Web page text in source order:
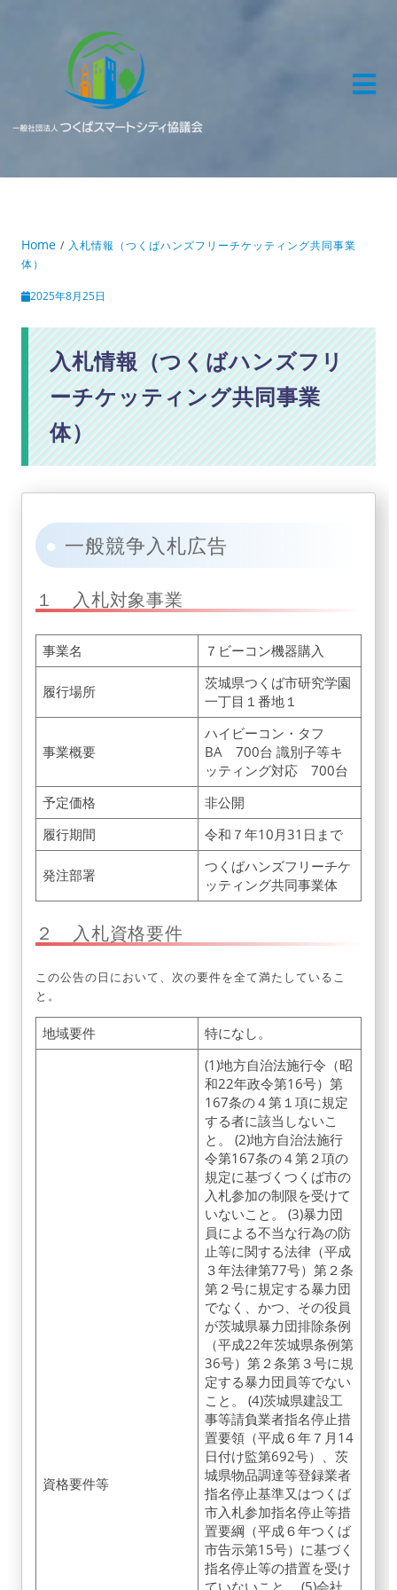
Home
入札情報（つくばハンズフリーチケッティング共同事業
体）
2025年8月25日
入札情報（つくばハンズフリ
ーチケッティング共同事業
体）
一般競争入札広告
１ 入札対象事業
事業名 ７ビーコン機器購入
履行場所
茨城県つくば市研究学園
一丁目１番地１
事業概要
ハイビーコン・タフ
BA 700台 識別子等キ
ッティング対応 700台
予定価格
非公開
履行期間
令和７年10月31日まで
発注部署
つくばハンズフリーチケ
ッティング共同事業体
２ 入札資格要件
この公告の日において、次の要件を全て満たしているこ
と。
地域要件 特になし。
資格要件等
(1)地方自治法施行令（昭
和22年政令第16号）第
167条の４第１項に規定
する者に該当しないこ
と。 (2)地方自治法施行
令第167条の４第２項の
規定に基づくつくば市の
入札参加の制限を受けて
いないこと。 (3)暴力団
員による不当な行為の防
止等に関する法律（平成
３年法律第77号）第２条
第２号に規定する暴力団
でなく、かつ、その役員
が茨城県暴力団排除条例
（平成22年茨城県条例第
36号）第２条第３号に規
定する暴力団員等でない
こと。 (4)茨城県建設工
事等請負業者指名停止措
置要領（平成６年７月14
日付け監第692号）、茨
城県物品調達等登録業者
指名停止基準又はつくば
市入札参加指名停止等措
置要綱（平成６年つくば
市告示第15号）に基づく
指名停止等の措置を受け